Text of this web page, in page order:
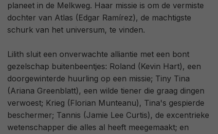
planeet in de Melkweg. Haar missie is om de vermiste
dochter van Atlas (Edgar Ramírez), de machtigste
schurk van het universum, te vinden.
Lilith sluit een onverwachte alliantie met een bont
gezelschap buitenbeentjes: Roland (Kevin Hart), een
doorgewinterde huurling op een missie; Tiny Tina
(Ariana Greenblatt), een wilde tiener die graag dingen
verwoest; Krieg (Florian Munteanu), Tina's gespierde
beschermer; Tannis (Jamie Lee Curtis), de excentrieke
wetenschapper die alles al heeft meegemaakt; en